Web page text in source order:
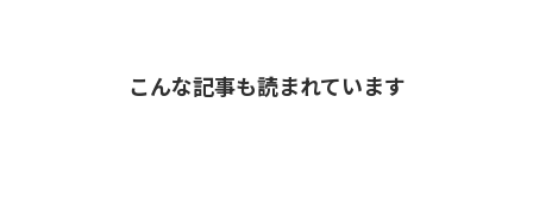
こんな記事も読まれています